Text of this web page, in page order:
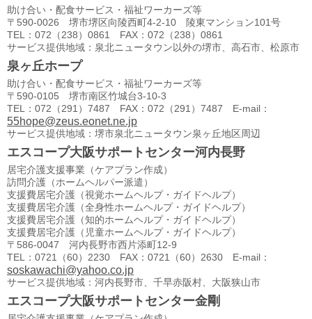
助け合い・配食サービス・福祉ワーカーズ等
〒590-0026 堺市堺区向陵西町4-2-10 陵東マンション101号
TEL：072（238）0861 FAX：072（238）0861
サービス提供地域：泉北ニュータウン以外の堺市、高石市、松原市
泉ヶ丘ホープ
助け合い・配食サービス・福祉ワーカーズ等
〒590-0105 堺市南区竹城台3-10-3
TEL：072（291）7487 FAX：072（291）7487 E-mail：
55hope@zeus.eonet.ne.jp
サービス提供地域：堺市泉北ニュータウン泉ヶ丘地区周辺
エスコープ大阪サポートセンター河内長野
居宅介護支援事業（ケアプラン作成）
訪問介護（ホームヘルパー派遣）
支援費居宅介護（視覚ホームヘルプ・ガイドヘルプ）
支援費居宅介護（全身性ホームヘルプ・ガイドヘルプ）
支援費居宅介護（知的ホームヘルプ・ガイドヘルプ）
支援費居宅介護（児童ホームヘルプ・ガイドヘルプ）
〒586-0047 河内長野市西片添町12-9
TEL：0721（60）2230 FAX：0721（60）2630 E-mail：
soskawachi@yahoo.co.jp
サービス提供地域：河内長野市、千早赤阪村、大阪狭山市
エスコープ大阪サポートセンター金剛